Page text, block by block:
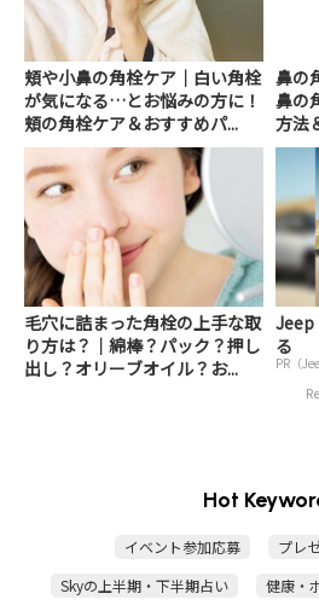
頬や小鼻の角栓ケア｜白い角栓
が気になる…とお悩みの方に！
頬の角栓ケア＆おすすめパ...
鼻の
鼻の
方法
毛穴に詰まった角栓の上手な取
り方は？｜綿棒？パック？押し
出し？オリーブオイル？お...
Jeep
る
PR（
Hot
イベント参加応募 プレ
Skyの上半期・下半期占い
健康・